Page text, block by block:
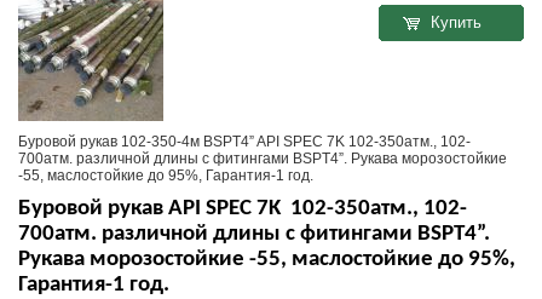
Купить
Буровой рукав 102-350-4м BSPT4” API SPEC 7K 102-350атм., 102-
700атм. различной длины с фитингами BSPT4”. Рукава морозостойкие
-55, маслостойкие до 95%, Гарантия-1 год.
Буровой рукав API SPEC 7K102-350атм., 102-
700атм. различной длины с фитингами BSPT4”.
Рукава морозостойкие -55, маслостойкие до 95%,
Гарантия-1 год.